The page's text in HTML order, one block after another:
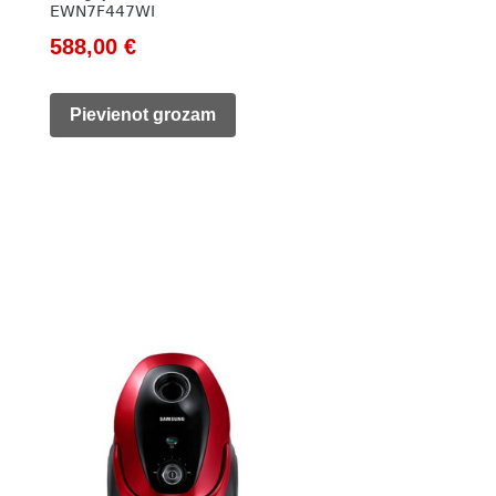
EWN7F447WI
Original
was:
588,00€Current
is:
Pievienot grozam